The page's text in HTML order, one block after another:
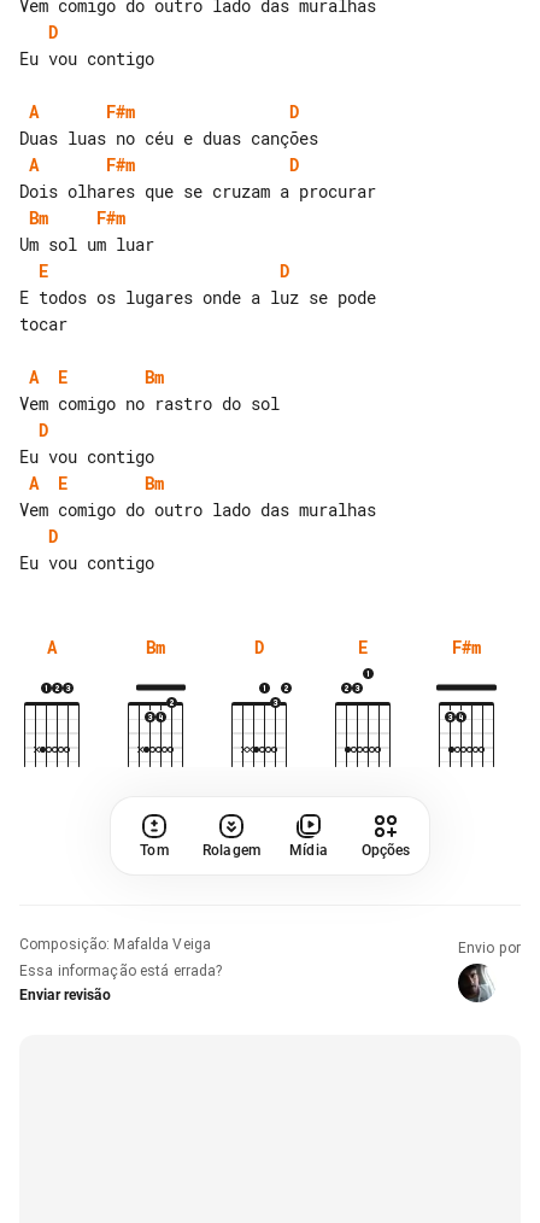
D
Eu vou contigo
A F#m
D
A
F#m
D
Bm
F#m
E
D
E todos os lugares onde a luz se pode
tocar
A E
Bm
D
A
E
Bm
D
A Bm D E F#m
Tom Rolagem Mídia Opções
Composição: Mafalda Veiga
Essa informação está errada?
Enviar revisão
Envio por